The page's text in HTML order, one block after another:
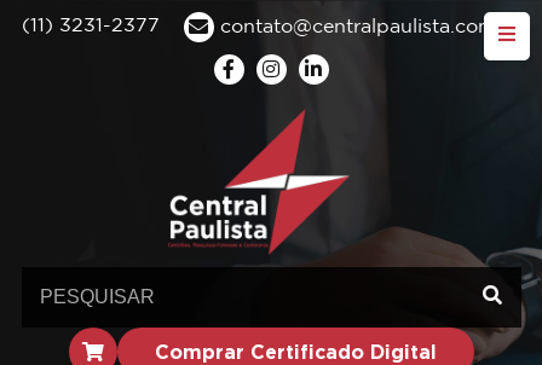
(11) 3231-2377 contato@centralpaulista.com.br
Comprar Certificado Digital